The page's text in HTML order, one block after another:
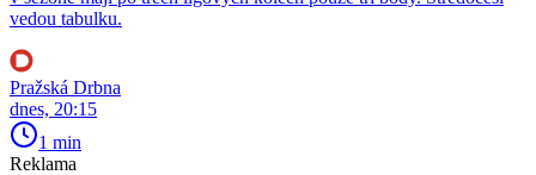
vedou tabulku.
Pražská Drbna
dnes, 20:15
1 min
Reklama